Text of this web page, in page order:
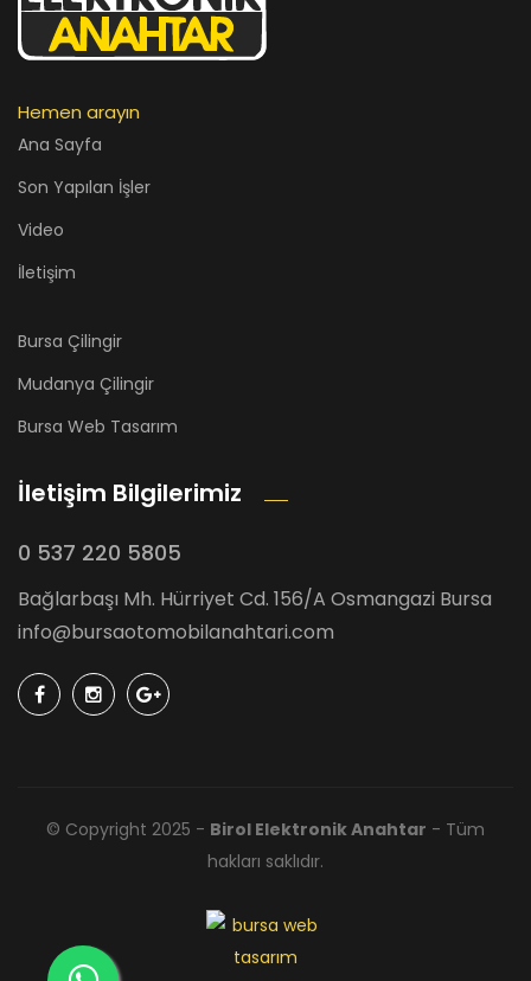
Hemen arayın
Ana Sayfa
Son Yapılan İşler
Video
İletişim
Bursa Çilingir
Mudanya Çilingir
Bursa Web Tasarım
İletişim Bilgilerimiz
0 537 220 5805
Bağlarbaşı Mh. Hürriyet Cd. 156/A Osmangazi Bursa
info@bursaotomobilanahtari.com
© Copyright 2025 - Birol Elektronik Anahtar - Tüm
hakları saklıdır.